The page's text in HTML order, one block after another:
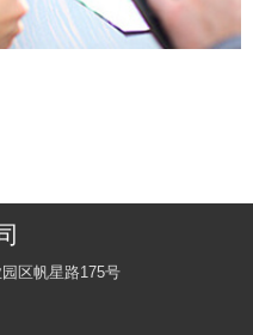
区帆星路175号